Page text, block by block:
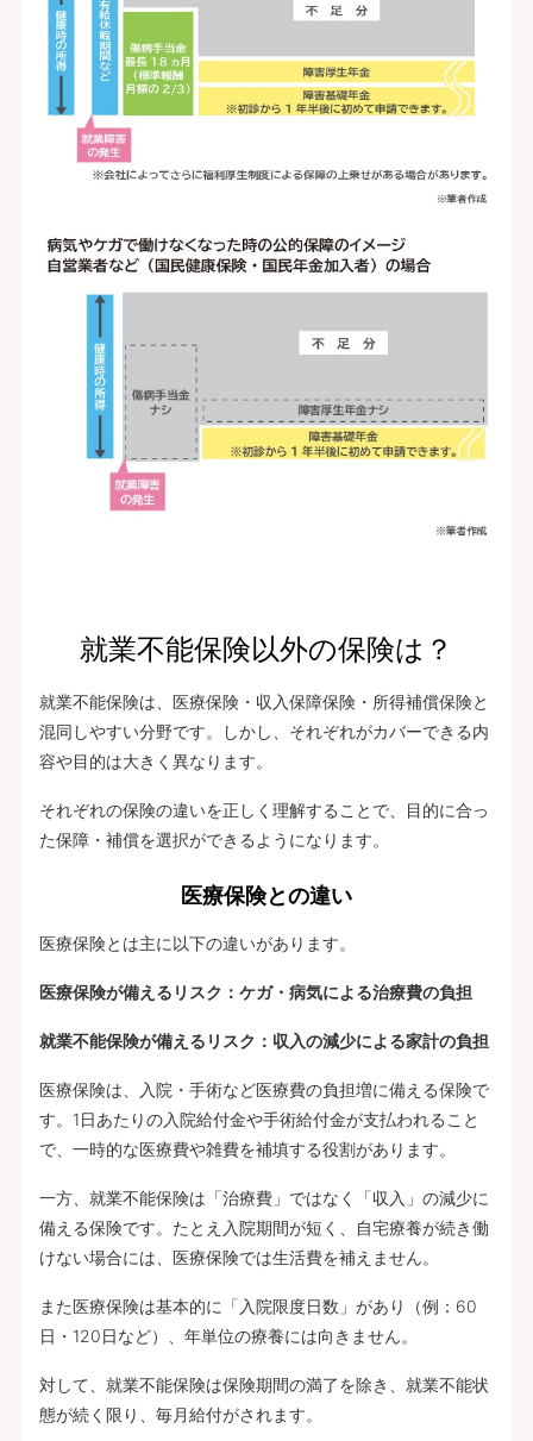
就業不能保険以外の保険は？
就業不能保険は、医療保険・収入保障保険・所得補償保険と
混同しやすい分野です。しかし、それぞれがカバーできる内
容や目的は大きく異なります。
それぞれの保険の違いを正しく理解することで、目的に合っ
た保障・補償を選択ができるようになります。
医療保険との違い
医療保険とは主に以下の違いがあります。
医療保険が備えるリスク：ケガ・病気による治療費の負担
就業不能保険が備えるリスク：収入の減少による家計の負担
医療保険は、入院・手術など医療費の負担増に備える保険で
す。1日あたりの入院給付金や手術給付金が支払われること
で、一時的な医療費や雑費を補填する役割があります。
一方、就業不能保険は「治療費」ではなく「収入」の減少に
備える保険です。たとえ入院期間が短く、自宅療養が続き働
けない場合には、医療保険では生活費を補えません。
また医療保険は基本的に「入院限度日数」があり（例：60
日・120日など）、年単位の療養には向きません。
対して、就業不能保険は保険期間の満了を除き、就業不能状
態が続く限り、毎月給付がされます。